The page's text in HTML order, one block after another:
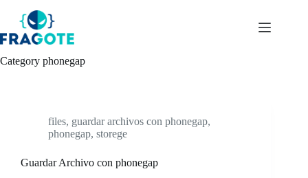
content
Category phonegap
files, guardar archivos con phonegap,
phonegap, storege
Guardar Archivo con phonegap